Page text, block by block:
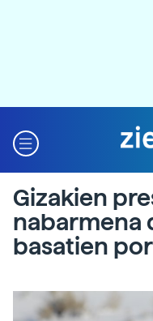
Gizakien
nabarmena
basatien